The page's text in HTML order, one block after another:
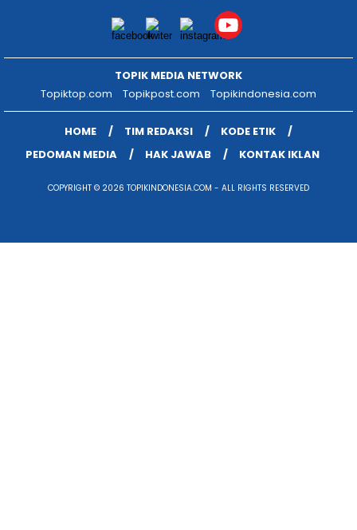
TOPIK MEDIA NETWORK
Topiktop.com
Topikpost.com Topikindonesia.com
HOME TIM REDAKSI
KODE ETIK
PEDOMAN MEDIA
HAK JAWAB KONTAK IKLAN
COPYRIGHT © 2026 TOPIKINDONESIA.COM - ALL RIGHTS RESERVED